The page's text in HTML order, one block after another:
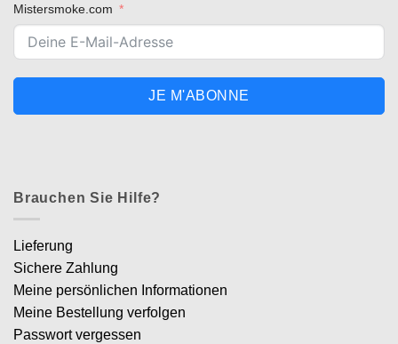
Mistersmoke.com
JE M'ABONNE
Brauchen Sie Hilfe?
Lieferung
Sichere Zahlung
Meine persönlichen Informationen
Meine Bestellung verfolgen
Passwort vergessen